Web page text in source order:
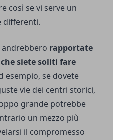
così se vi serve un
differenti.
andrebbero rapportate
siete soliti fare
esempio, se dovete
vie dei centri storici,
grande potrebbe
un mezzo più
il compromesso